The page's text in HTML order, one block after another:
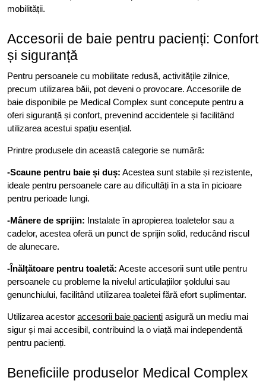
mobilității.
Accesorii de baie pentru pacienți: Confort
și siguranță
Pentru persoanele cu mobilitate redusă, activitățile zilnice,
precum utilizarea băii, pot deveni o provocare. Accesoriile de
baie disponibile pe Medical Complex sunt concepute pentru a
oferi siguranță și confort, prevenind accidentele și facilitând
utilizarea acestui spațiu esențial.
Printre produsele din această categorie se numără:
-Scaune pentru baie și duș: Acestea sunt stabile și rezistente,
ideale pentru persoanele care au dificultăți în a sta în picioare
pentru perioade lungi.
-Mânere de sprijin: Instalate în apropierea toaletelor sau a
cadelor, acestea oferă un punct de sprijin solid, reducând riscul
de alunecare.
-Înălțătoare pentru toaletă: Aceste accesorii sunt utile pentru
persoanele cu probleme la nivelul articulațiilor șoldului sau
genunchiului, facilitând utilizarea toaletei fără efort suplimentar.
Utilizarea acestor accesorii baie pacienti asigură un mediu mai
sigur și mai accesibil, contribuind la o viață mai independentă
pentru pacienți.
Beneficiile produselor Medical Complex